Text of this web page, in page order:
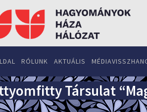
RÓLUNK AKTUÁLIS
Társulat